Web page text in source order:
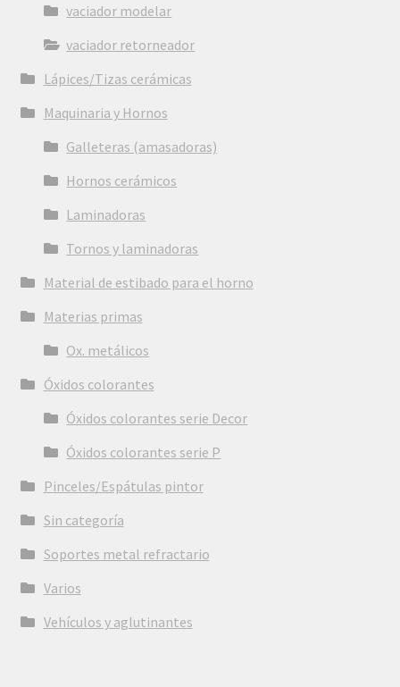
vaciador modelar
vaciador retorneador
Lápices/Tizas cerámicas
Maquinaria y Hornos
Galleteras (amasadoras)
Hornos cerámicos
Laminadoras
Tornos y laminadoras
Material de estibado para el horno
Materias primas
Ox. metálicos
Óxidos colorantes
Óxidos colorantes serie Decor
Óxidos colorantes serie P
Pinceles/Espátulas pintor
Sin categoría
Soportes metal refractario
Varios
Vehículos y aglutinantes